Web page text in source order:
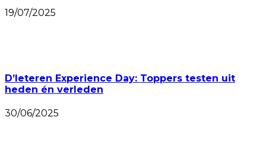
19/07/2025
D’Ieteren Experience Day: Toppers testen uit
heden én verleden
30/06/2025